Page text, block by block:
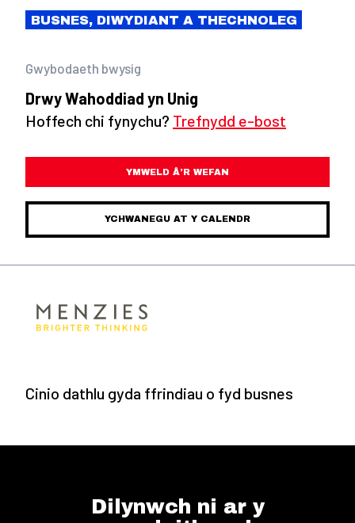
BUSNES, DIWYDIANT A THECHNOLEG
Gwybodaeth bwysig
Drwy Wahoddiad yn Unig
Hoffech chi fynychu? Trefnydd e-bost
YMWELD Â’R WEFAN
YCHWANEGU AT Y CALENDR
Cinio dathlu gyda ffrindiau o fyd busnes
Dilynwch ni ar y